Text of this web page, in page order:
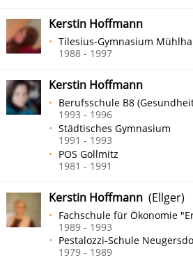
Kerstin Hoffmann
Tilesius-Gymnasium
1988 - 1997
Kerstin Hoffmann
Berufsschule B8
1993 - 1996
Städtisches Gymnasium
1991 - 1993
POS Gollmitz
1981 - 1991
Kerstin Hoffmann (Ellger)
Fachschule für Ökonomie
1989 - 1993
Pestalozzi-Schule
1979 - 1989